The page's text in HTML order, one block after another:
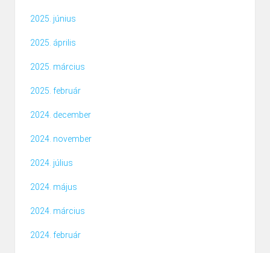
2025. június
2025. április
2025. március
2025. február
2024. december
2024. november
2024. július
2024. május
2024. március
2024. február